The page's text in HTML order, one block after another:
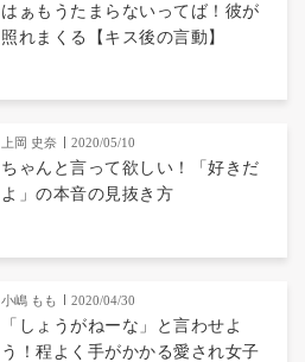
はぁもうたまらないってば！彼が
照れまくる【キス後の言動】
上岡 史奈 2020/05/10
ちゃんと言って欲しい！「好きだ
よ」の本音の見抜き方
小嶋 もも 2020/04/30
「しょうがねーな」と言わせよ
う！程よく手がかかる愛され女子